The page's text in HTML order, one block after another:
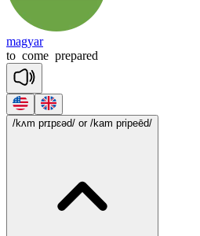
magyar
to come prepared
/kʌm prɪpɛəd/ or /kam pripeēd/